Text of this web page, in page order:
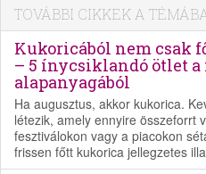
TOVÁBBI CIKKEK A
Kukoricából nem csak
– 5 ínycsiklandó ötlet a
alapanyagából
Ha augusztus, akkor kukorica.
létezik, amely ennyire összeforrt
fesztiválokon vagy a piacokon
frissen főtt kukorica jellegzetes